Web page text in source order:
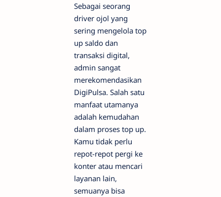
Sebagai seorang
driver ojol yang
sering mengelola top
up saldo dan
transaksi digital,
admin sangat
merekomendasikan
DigiPulsa. Salah satu
manfaat utamanya
adalah kemudahan
dalam proses top up.
Kamu tidak perlu
repot-repot pergi ke
konter atau mencari
layanan lain,
semuanya bisa